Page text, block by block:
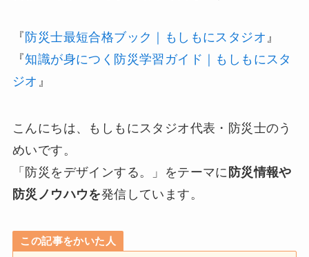
『 防災士最短合格ブック｜もしもにスタジオ 』
『知識が身につく防災学習ガイド｜もしもにスタ
ジオ 』
こんにちは、もしもにスタジオ代表・防災士のう
めいです。
「防災をデザインする。」をテーマに 防災情報や
防災ノウハウを発信しています。
この記事をかいた人